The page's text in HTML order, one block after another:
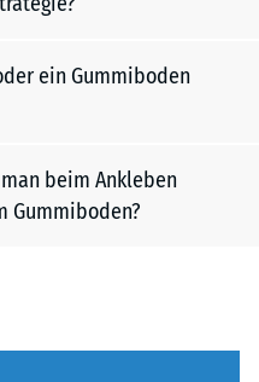
ein Gummiboden
beim Ankleben
Gummiboden?